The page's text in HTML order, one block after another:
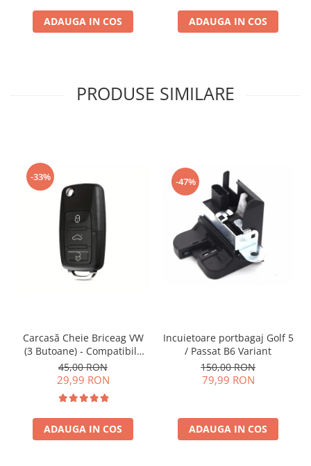
ADAUGA IN COS ADAUGA IN COS
PRODUSE SIMILARE
-33%
Carcasă Cheie Briceag VW
(3 Butoane) - Compatibilă
Golf 5, Jetta, Touran etc
45,00 RON
29,99 RON
ADAUGA IN COS
-47%
Incuietoare portbagaj Golf 5
/ Passat B6 Variant
150,00 RON
79,99 RON
ADAUGA IN COS